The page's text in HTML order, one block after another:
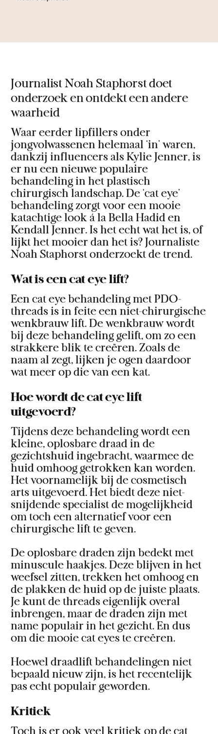
Journalist Noah Staphorst doet
onderzoek en ontdekt een andere
waarheid
Waar eerder lipfillers onder
jongvolwassenen helemaal ‘in’ waren,
dankzij influencers als Kylie Jenner, is
er nu een nieuwe populaire
behandeling in het plastisch
chirurgisch landschap. De ‘cat eye’
behandeling zorgt voor een mooie
katachtige look á la Bella Hadid en
Kendall Jenner. Is het echt wat het is, of
lijkt het mooier dan het is? Journaliste
Noah Staphorst onderzoekt de trend.
Wat is een cat eye lift?
Een cat eye behandeling met PDO-
threads is in feite een niet-chirurgische
wenkbrauw lift. De wenkbrauw wordt
bij deze behandeling gelift, om zo een
strakkere blik te creëren. Zoals de
naam al zegt, lijken je ogen daardoor
wat meer op die van een kat.
Hoe wordt de cat eye lift
uitgevoerd?
Tijdens deze behandeling wordt een
kleine, oplosbare draad in de
gezichtshuid ingebracht, waarmee de
huid omhoog getrokken kan worden.
Het voornamelijk bij de cosmetisch
arts uitgevoerd. Het biedt deze niet-
snijdende specialist de mogelijkheid
om toch een alternatief voor een
chirurgische lift te geven.
De oplosbare draden zijn bedekt met
minuscule haakjes. Deze blijven in het
weefsel zitten, trekken het omhoog en
de plakken de huid op de juiste plaats.
Je kunt de threads eigenlijk overal
inbrengen, maar de draden zijn met
name populair in het gezicht. En dus
om die mooie cat eyes te creëren.
Hoewel draadlift behandelingen niet
bepaald nieuw zijn, is het recentelijk
pas echt populair geworden.
Kritiek
Toch is er ook veel kritiek op de cat